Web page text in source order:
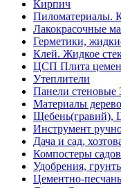
Кирпич
Пиломатериалы.
Лакокрасочные
Герметики,
Клей. Жидкое
ЦСП Плита
Утеплители
Панели
Материалы
Щебень(гравий),
Инструмент
Дача и сад,
Компостеры
Удобрения,
Цементно-